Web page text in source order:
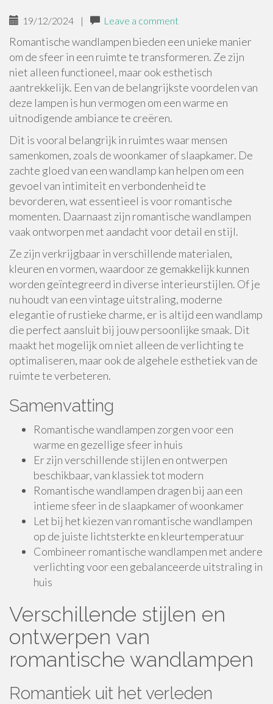
19/12/2024 | Leave a comment
Romantische wandlampen bieden een unieke manier
om de sfeer in een ruimte te transformeren. Ze zijn
niet alleen functioneel, maar ook esthetisch
aantrekkelijk. Een van de belangrijkste voordelen van
deze lampen is hun vermogen om een warme en
uitnodigende ambiance te creëren.
Dit is vooral belangrijk in ruimtes waar mensen
samenkomen, zoals de woonkamer of slaapkamer. De
zachte gloed van een wandlamp kan helpen om een
gevoel van intimiteit en verbondenheid te
bevorderen, wat essentieel is voor romantische
momenten. Daarnaast zijn romantische wandlampen
vaak ontworpen met aandacht voor detail en stijl.
Ze zijn verkrijgbaar in verschillende materialen,
kleuren en vormen, waardoor ze gemakkelijk kunnen
worden geïntegreerd in diverse interieurstijlen. Of je
nu houdt van een vintage uitstraling, moderne
elegantie of rustieke charme, er is altijd een wandlamp
die perfect aansluit bij jouw persoonlijke smaak. Dit
maakt het mogelijk om niet alleen de verlichting te
optimaliseren, maar ook de algehele esthetiek van de
ruimte te verbeteren.
Samenvatting
Romantische wandlampen zorgen voor een
warme en gezellige sfeer in huis
Er zijn verschillende stijlen en ontwerpen
beschikbaar, van klassiek tot modern
Romantische wandlampen dragen bij aan een
intieme sfeer in de slaapkamer of woonkamer
Let bij het kiezen van romantische wandlampen
op de juiste lichtsterkte en kleurtemperatuur
Combineer romantische wandlampen met andere
verlichting voor een gebalanceerde uitstraling in
huis
Verschillende stijlen en
ontwerpen van
romantische wandlampen
Romantiek uit het verleden